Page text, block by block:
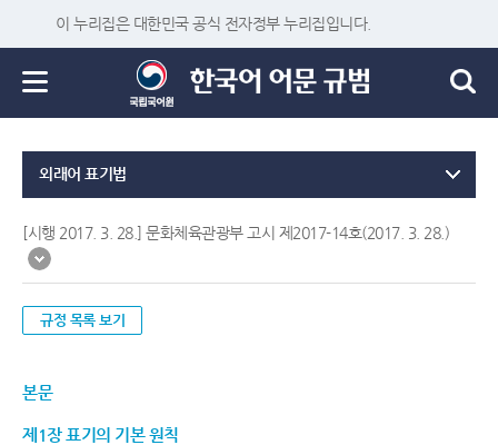
이 누리집은 대한민국 공식 전자정부 누리집입니다.
외래어 표기법
[시행 2017. 3. 28.] 문화체육관광부 고시 제2017-14호(2017. 3. 28.)
규정 목록 보기
본문
제1장 표기의 기본 원칙